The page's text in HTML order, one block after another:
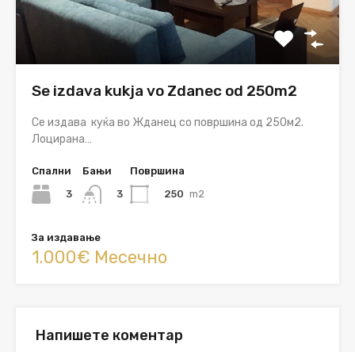
Se izdava kukja vo Zdanec od 250m2
Се издава куќа во Жданец со површина од 250м2.
Лоцирана…
Спални
3
Бањи
3
Површина
250 m2
За издавање
1.000€ Месечно
Напишете коментар